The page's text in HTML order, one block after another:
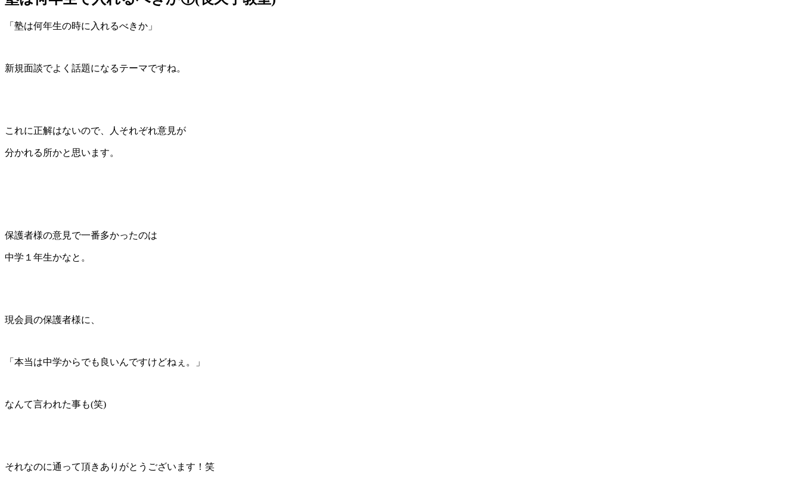
「塾は何年生の時に入れるべきか」
新規面談でよく話題になるテーマですね。
これに正解はないので、人それぞれ意見が
分かれる所かと思います。
保護者様の意見で一番多かったのは
中学１年生かなと。
現会員の保護者様に、
「本当は中学からでも良いんですけどねぇ。」
なんて言われた事も(笑)
それなのに通って頂きありがとうございます！笑